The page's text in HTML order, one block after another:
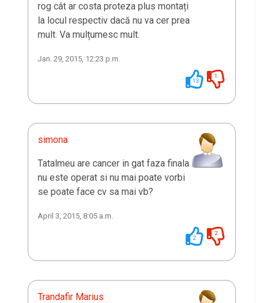
rog cât ar costa proteza plus montați
la locul respectiv dacă nu va cer prea
mult. Va mulțumesc mult.
Jan. 29, 2015, 12:23 p.m.
13
1
simona
Tatalmeu are cancer in gat faza finala
nu este operat si nu mai poate vorbi
se poate face cv sa mai vb?
April 3, 2015, 8:05 a.m.
2
2
Trandafir Marius